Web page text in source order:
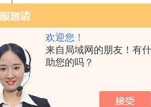
欢迎您！
来自局域网的朋友！有
助您的吗？
· ±1℃
接
·Φ50快结式不锈钢真空
另配备有可调节高度的法兰支架